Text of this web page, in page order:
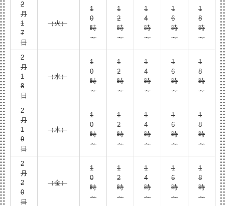
2
月
1
7
日
（火）
1
0
時
～
1
2
時
～
1
4
時
～
1
6
時
～
1
8
時
～
2
月
1
8
日
（水）
1
0
時
～
1
2
時
～
1
4
時
～
1
6
時
～
1
8
時
～
2
月
1
9
日
（木）
1
0
時
～
1
2
時
～
1
4
時
～
1
6
時
～
1
8
時
～
2
月
2
0
日
（金）
1
0
時
～
1
2
時
～
1
4
時
～
1
6
時
～
1
8
時
～